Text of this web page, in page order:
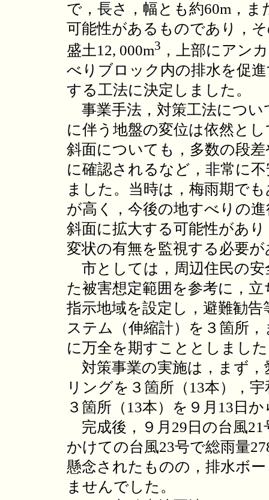
で，長さ，幅とも約60m，
可能性があるものであり，
盛土12, 000m3 ，上部にアン
べりブロック内の排水を促
する工法に決定しました。
事業手法，対策工法につい
に伴う地盤の変位は依然と
斜面についても，多数の段
に確認されるなど，非常に
ました。当時は，梅雨期で
が高く，今後の地すべりの
斜面に拡大する可能性があ
変状の有無を監視する必要
市としては，周辺住民の安
た被害想定範囲を参考に，
指示地域を設定し，避難勧
ステム（伸縮計）を３箇所
に万全を期すこととしまし
対策事業の実施は，まず，
リングを３箇所（13本），
３箇所（13本）を９月13日
完成後，９月29日の台風21
かけての台風23号で総雨量
懸念されたものの，排水ボ
ませんでした。